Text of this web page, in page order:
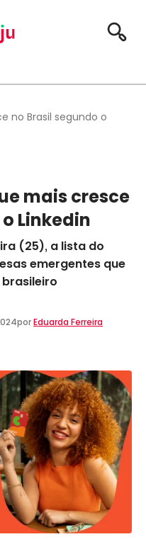
no Brasil segundo o
mais cresce
Linkedin
(25), a lista do
emergentes que
porEduarda Ferreira